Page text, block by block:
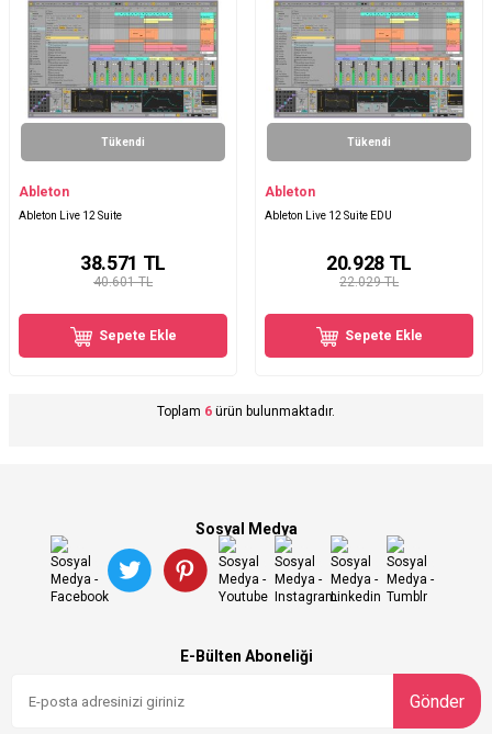
Tükendi
Ableton
Ableton Live 12 Suite
40.601 TL
38.571 TL
Sepete Ekle
Tükendi
Ableton
Ableton Live 12 Suite EDU
22.029 TL
20.928TL
Sepete Ekle
Toplam 6 ürün bulunmaktadır.
Sosyal Medya
E-Bülten Aboneliği
Gönder